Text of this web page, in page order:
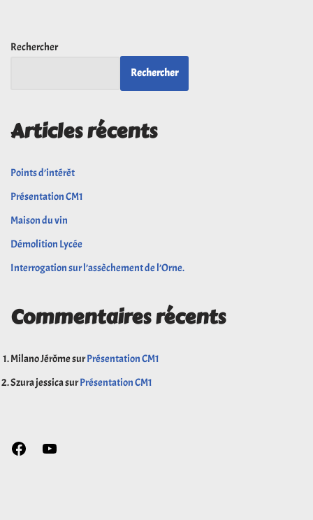
Rechercher
Rechercher
Articles récents
Points d’intérêt
Présentation CM1
Maison du vin
Démolition Lycée
Interrogation sur l’assèchement de l’Orne.
Commentaires récents
Milano JérômesurPrésentation CM1
Szura jessicasurPrésentation CM1